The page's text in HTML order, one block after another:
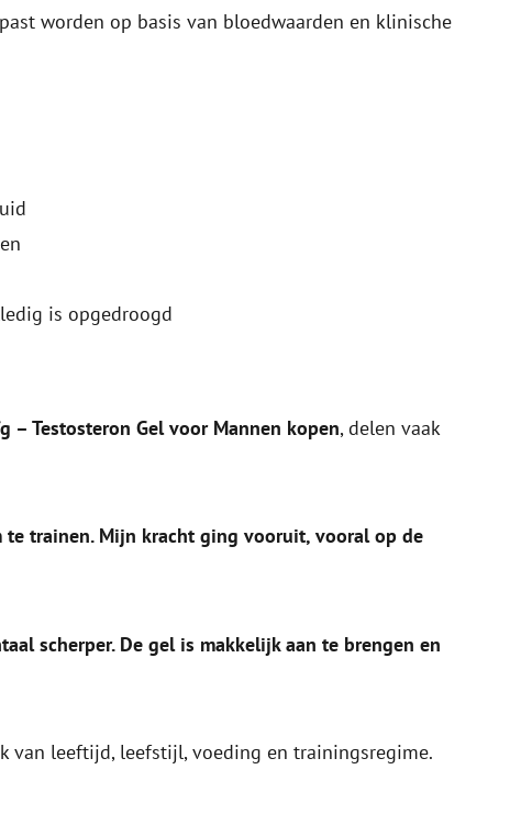
worden op basis van bloedwaarden en klinische
is opgedroogd
– Testosteron Gel voor Mannen kopen, delen vaak
te trainen. Mijn kracht ging vooruit, vooral op de
scherper. De gel is makkelijk aan te brengen en
van leeftijd, leefstijl, voeding en trainingsregime.